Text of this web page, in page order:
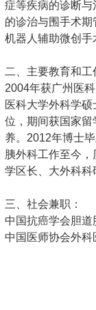
症等疾病的诊断与
的诊治与围手术期
机器人辅助微创手
二、主要教育和工
2004年获广州医
医科大学外科学
位，期间获国家
养。2012年博士
胰外科工作至今
学区长、大外科科
三、社会兼职：
中国抗癌学会胆
中国医师协会外
中国研究型医院